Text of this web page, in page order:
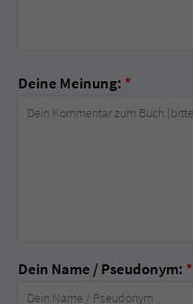
Deine Meinung: *
Dein Name / Pseudonym: *